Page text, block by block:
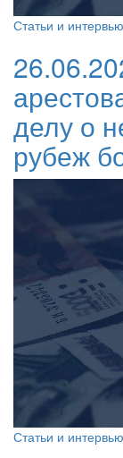
Статьи и интервью
делу о
рубеж
Статьи и интервью